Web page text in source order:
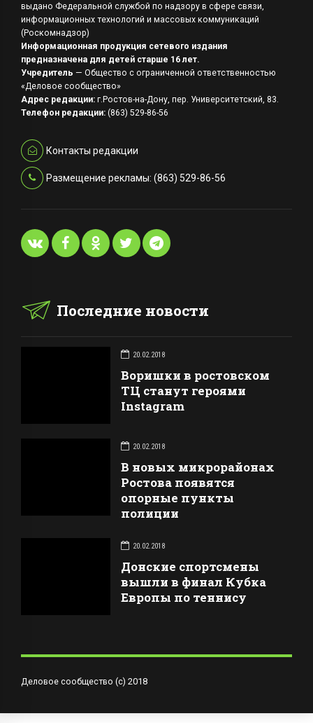
выдано Федеральной службой по надзору в сфере связи,
информационных технологий и массовых коммуникаций
(Роскомнадзор)
Информационная продукция сетевого издания
предназначена для детей старше 16 лет.
Учредитель — Общество с ограниченной ответственностью
«Деловое сообщество»
Адрес редакции: г.Ростов-на-Дону, пер. Университетский, 83.
Телефон редакции: (863) 529-86-56
Контакты редакции
Размещение рекламы: (863) 529-86-56
Последние новости
20.02.2018
Воришки в ростовском
ТЦ станут героями
Instagram
20.02.2018
В новых микрорайонах
Ростова появятся
опорные пункты
полиции
20.02.2018
Донские спортсмены
вышли в финал Кубка
Европы по теннису
Деловое сообщество (с) 2018